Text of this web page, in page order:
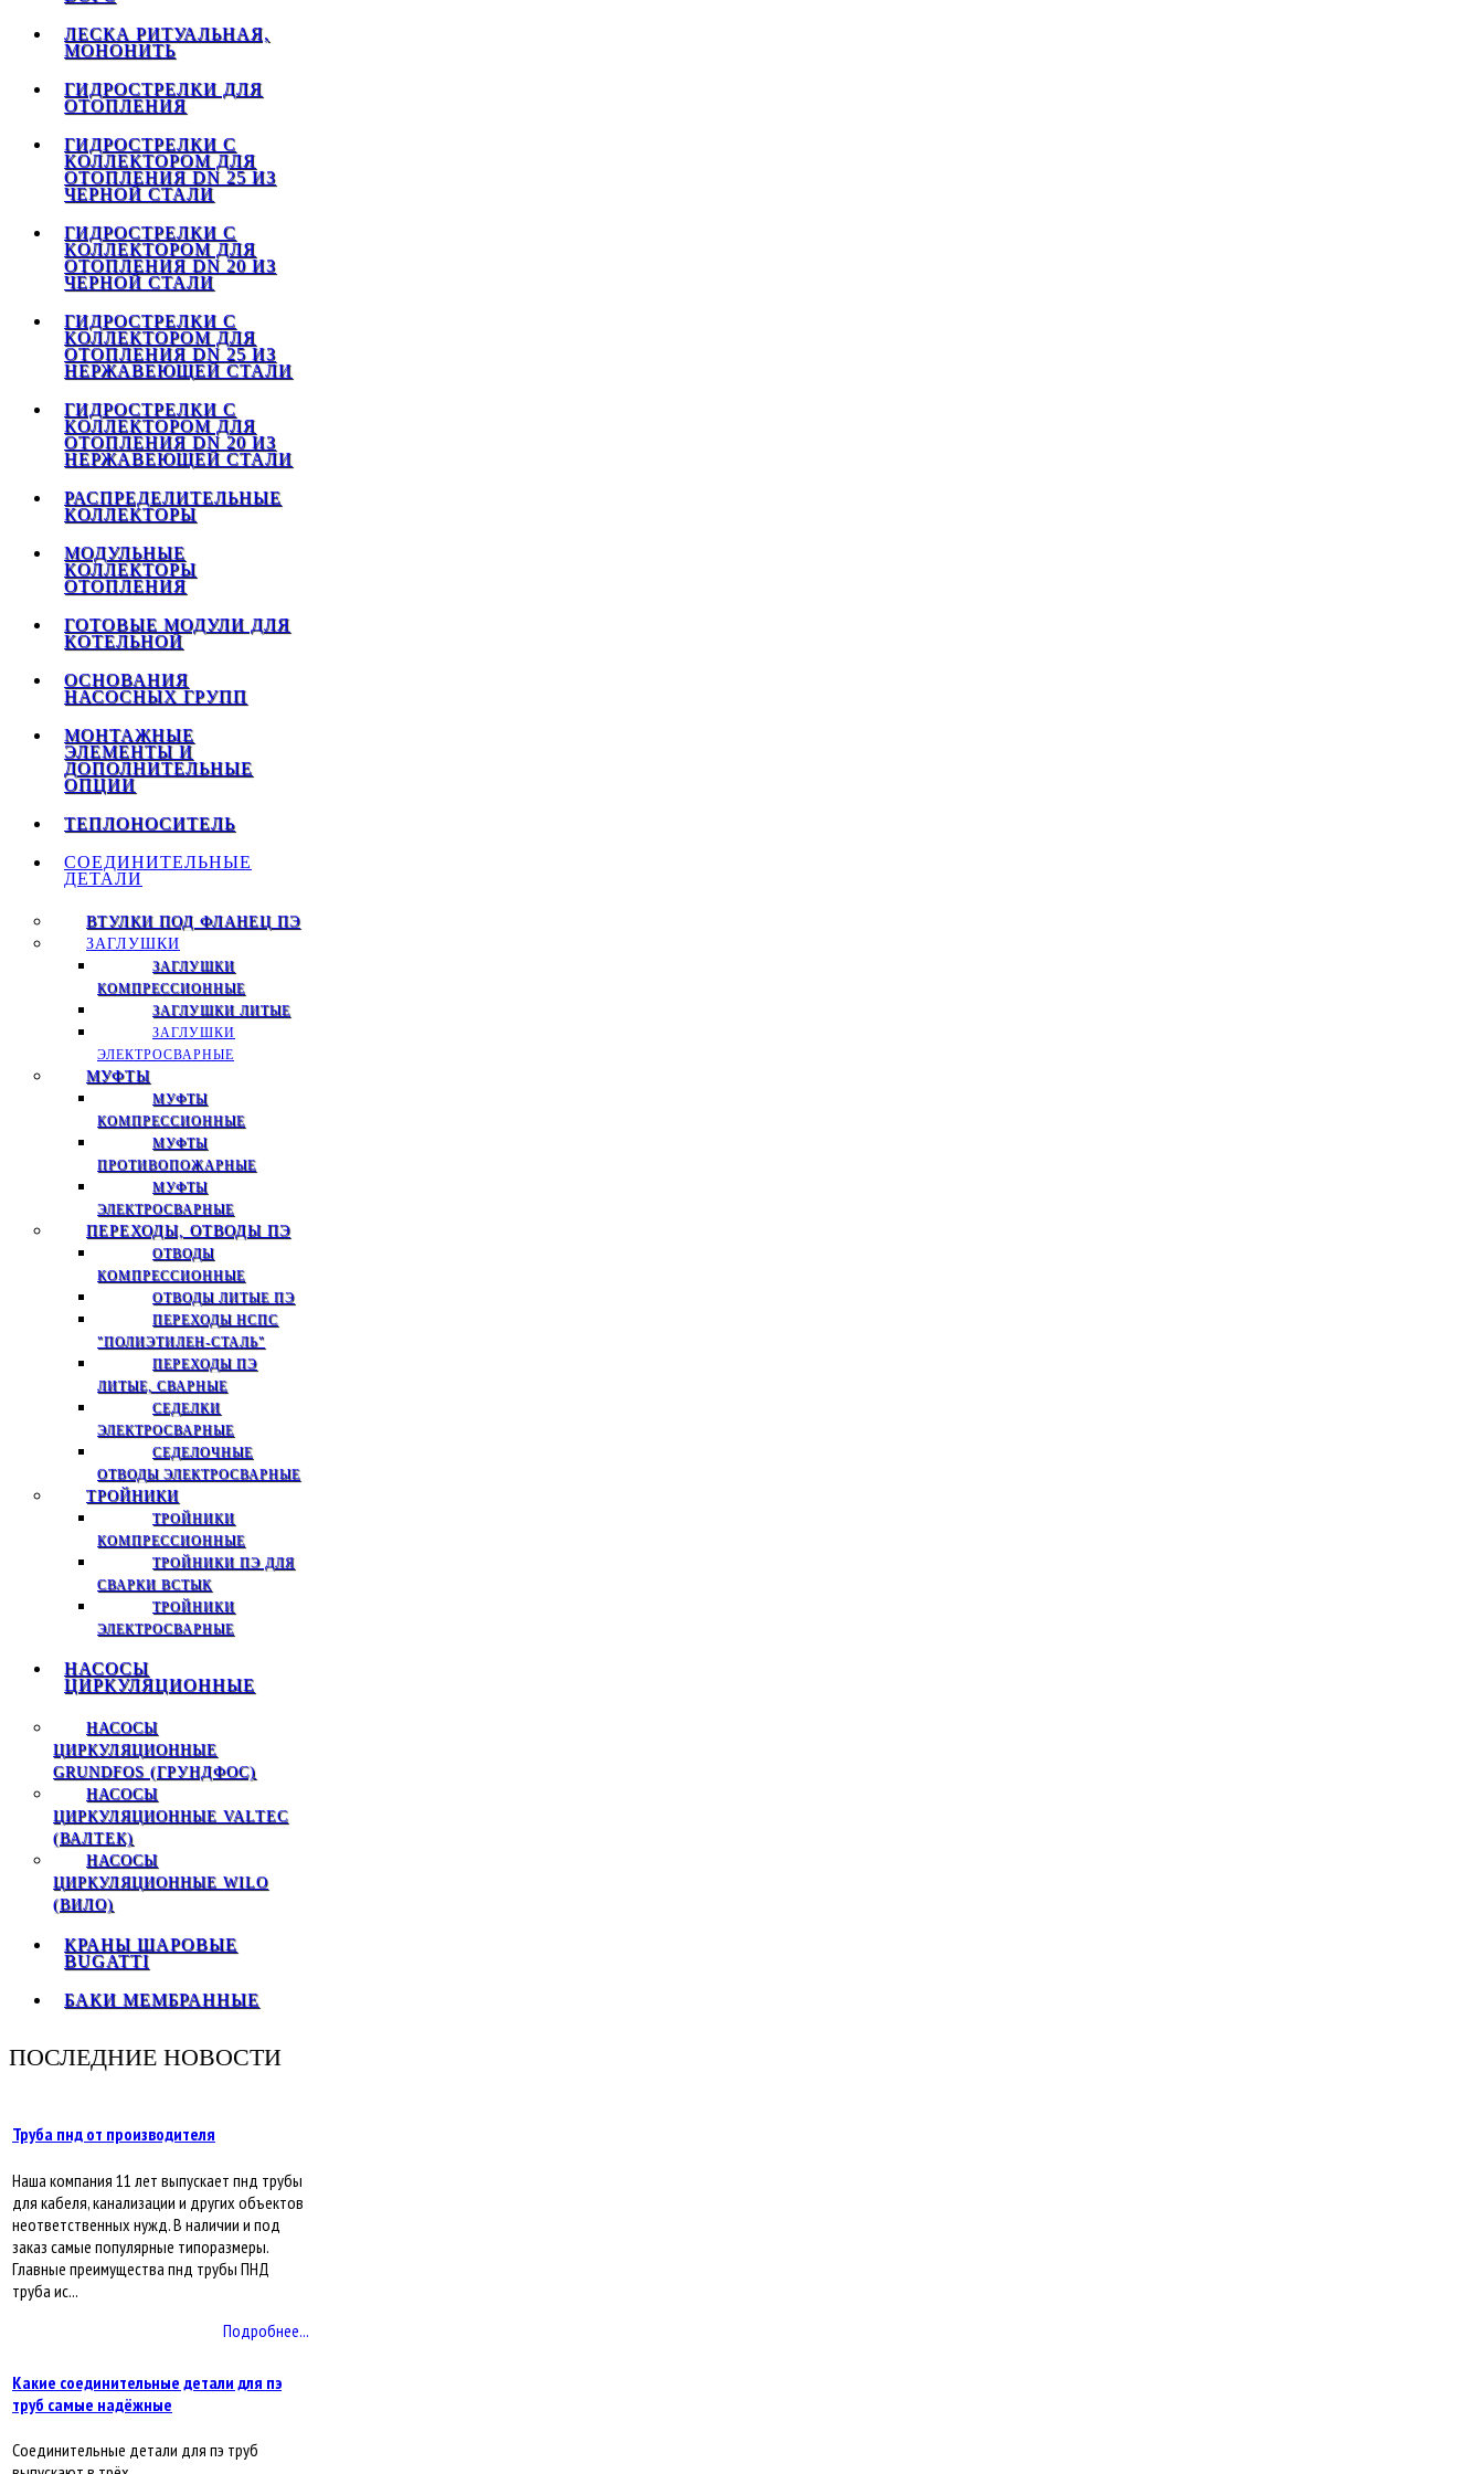
ЛЕСКА РИТУАЛЬНАЯ,
МОНОНИТЬ
ГИДРОСТРЕЛКИ ДЛЯ
ОТОПЛЕНИЯ
ГИДРОСТРЕЛКИ С
КОЛЛЕКТОРОМ ДЛЯ
ОТОПЛЕНИЯ DN 25 ИЗ
ЧЕРНОЙ СТАЛИ
ГИДРОСТРЕЛКИ С
КОЛЛЕКТОРОМ ДЛЯ
ОТОПЛЕНИЯ DN 20 ИЗ
ЧЕРНОЙ СТАЛИ
ГИДРОСТРЕЛКИ С
КОЛЛЕКТОРОМ ДЛЯ
ОТОПЛЕНИЯ DN 25 ИЗ
НЕРЖАВЕЮЩЕЙ СТАЛИ
ГИДРОСТРЕЛКИ С
КОЛЛЕКТОРОМ ДЛЯ
ОТОПЛЕНИЯ DN 20 ИЗ
НЕРЖАВЕЮЩЕЙ СТАЛИ
РАСПРЕДЕЛИТЕЛЬНЫЕ
КОЛЛЕКТОРЫ
МОДУЛЬНЫЕ
КОЛЛЕКТОРЫ
ОТОПЛЕНИЯ
ГОТОВЫЕ МОДУЛИ ДЛЯ
КОТЕЛЬНОЙ
ОСНОВАНИЯ
НАСОСНЫХ ГРУПП
МОНТАЖНЫЕ
ЭЛЕМЕНТЫ И
ДОПОЛНИТЕЛЬНЫЕ
ОПЦИИ
ТЕПЛОНОСИТЕЛЬ
СОЕДИНИТЕЛЬНЫЕ
ДЕТАЛИ
ВТУЛКИ ПОД ФЛАНЕЦ ПЭ
ЗАГЛУШКИ
ЗАГЛУШКИ
КОМПРЕССИОННЫЕ
ЗАГЛУШКИ ЛИТЫЕ
ЗАГЛУШКИ
ЭЛЕКТРОСВАРНЫЕ
МУФТЫ
МУФТЫ
КОМПРЕССИОННЫЕ
МУФТЫ
ПРОТИВОПОЖАРНЫЕ
МУФТЫ
ЭЛЕКТРОСВАРНЫЕ
ПЕРЕХОДЫ, ОТВОДЫ ПЭ
ОТВОДЫ
КОМПРЕССИОННЫЕ
ОТВОДЫ ЛИТЫЕ ПЭ
ПЕРЕХОДЫ НСПС
"ПОЛИЭТИЛЕН-СТАЛЬ"
ПЕРЕХОДЫ ПЭ
ЛИТЫЕ, СВАРНЫЕ
СЕДЕЛКИ
ЭЛЕКТРОСВАРНЫЕ
СЕДЕЛОЧНЫЕ
ОТВОДЫ ЭЛЕКТРОСВАРНЫЕ
ТРОЙНИКИ
ТРОЙНИКИ
КОМПРЕССИОННЫЕ
ТРОЙНИКИ ПЭ ДЛЯ
СВАРКИ ВСТЫК
ТРОЙНИКИ
ЭЛЕКТРОСВАРНЫЕ
НАСОСЫ
ЦИРКУЛЯЦИОННЫЕ
НАСОСЫ
ЦИРКУЛЯЦИОННЫЕ
GRUNDFOS (ГРУНДФОС)
НАСОСЫ
ЦИРКУЛЯЦИОННЫЕ VALTEC
(ВАЛТЕК)
НАСОСЫ
ЦИРКУЛЯЦИОННЫЕ WILO
(ВИЛО)
КРАНЫ ШАРОВЫЕ
BUGATTI
БАКИ МЕМБРАННЫЕ
ПОСЛЕДНИЕ НОВОСТИ
Труба пнд от производителя
Наша компания 11 лет выпускает пнд трубы
для кабеля, канализации и других объектов
неответственных нужд. В наличии и под
заказ самые популярные типоразмеры.
Главные преимущества пнд трубы ПНД
труба ис...
Подробнее...
Какие соединительные детали для пэ
труб самые надёжные
Соединительные детали для пэ труб